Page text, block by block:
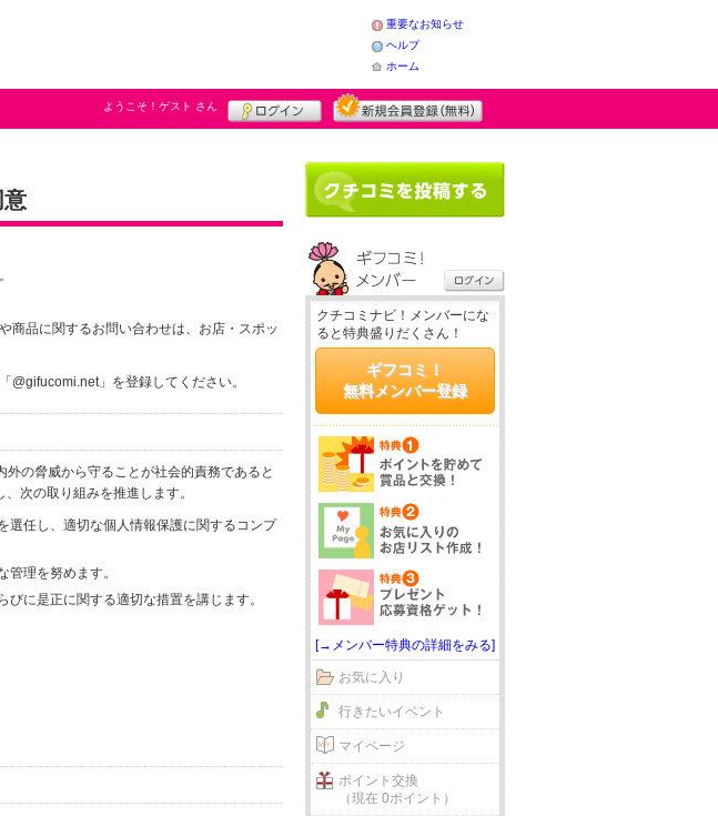
重要なお知らせ
ヘルプ
ホーム
ようこそ！ ゲスト さん
意
商品に関するお問い合わせは、お店・スポッ
」を登録してください。
の脅威から守ることが社会的責務であると
次の取り組みを推進します。
選任し、適切な個人情報保護に関するコンプ
理を努めます。
に是正に関する適切な措置を講じます。
クチコミナビ！メンバーにな
ると特典盛りだくさん！
ギフコミ！
無料メンバー登録
[→メンバー特典の詳細をみる]
お気に入り
行きたいイベント
マイページ
ポイント交換
（現在 0ポイント）